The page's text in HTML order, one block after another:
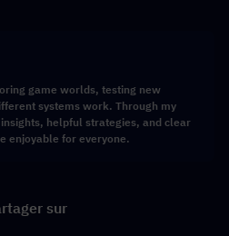
game worlds, testing new
systems work. Through my
helpful strategies, and clear
enjoyable for everyone.
sur